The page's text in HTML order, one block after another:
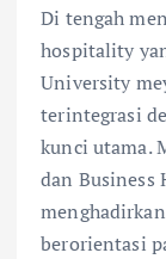
Di tengah
hospitality
University
terintegrasi
kunci utama.
dan Business
berorientasi